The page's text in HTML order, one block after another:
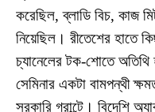
করেছিল, ব্লাডি বিচ, কাজ
নিয়েছিল। রীতেশের হাতে
চ্যানেলের টক-শোতে অতিথি
সেমিনার একটা বামপন্থী
সরকারি গ্রান্টে। বিদেশি